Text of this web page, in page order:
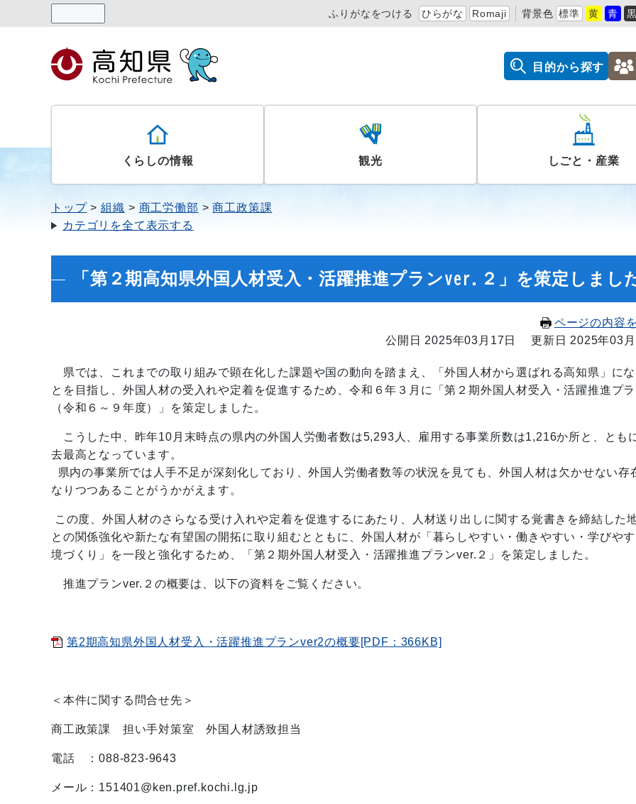
ふりがなをつける ひらがな Romaji 背景色 標準 黄 青
目的から探す
くらしの情報 観光 しごと・産業
トップ 組織 商工労働部
商工政策課
カテゴリを全て表示する
「第２期高知県外国人材受入・活躍推進プランver.２」を策定しまし
ページの内容
公開日 2025年03月17日
更新日 2025年03
県では、これまでの取り組みで顕在化した課題や国の動向を踏まえ、「外国人材から選ばれる高知県」に
とを目指し、外国人材の受入れや定着を促進するため、令和６年３月に「第２期外国人材受入・活躍推進プ
（令和６～９年度）」を策定しました。
こうした中、昨年10月末時点の県内の外国人労働者数は5,293人、雇用する事業所数は1,216か所と、とも
去最高となっています。
県内の事業所では人手不足が深刻化しており、外国人労働者数等の状況を見ても、外国人材は欠かせない存
なりつつあることがうかがえます。
この度、外国人材のさらなる受け入れや定着を促進するにあたり、人材送り出しに関する覚書きを締結した
との関係強化や新たな有望国の開拓に取り組むとともに、外国人材が「暮らしやすい・働きやすい・学びや
境づくり」を一段と強化するため、「第２期外国人材受入・活躍推進プランver.２」を策定しました。
推進プランver.２の概要は、以下の資料をご覧ください。
第2期高知県外国人材受入・活躍推進プランver2の概要[PDF：366KB]
＜本件に関する問合せ先＞
商工政策課 担い手対策室 外国人材誘致担当
電話 ：088-823-9643
メール：151401@ken.pref.kochi.lg.jp